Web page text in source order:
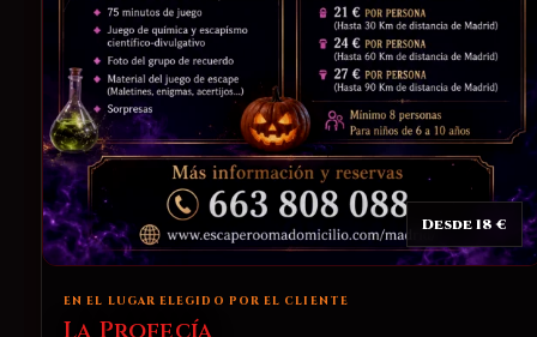
Desde 18 €
EN EL LUGAR ELEGIDO POR EL CLIENTE
La Profecía